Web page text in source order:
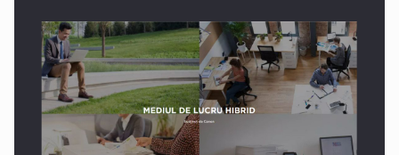
Producatorii si comerciantii care nu se supun noilor